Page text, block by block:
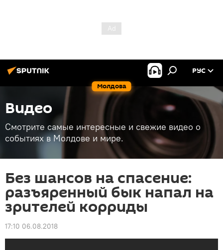
Молдова
РУС
Видео
Смотрите самые интересные и свежие видео о
событиях в Молдове и мире.
Без шансов на спасение:
разъяренный бык напал на
зрителей корриды
17:10 06.08.2018